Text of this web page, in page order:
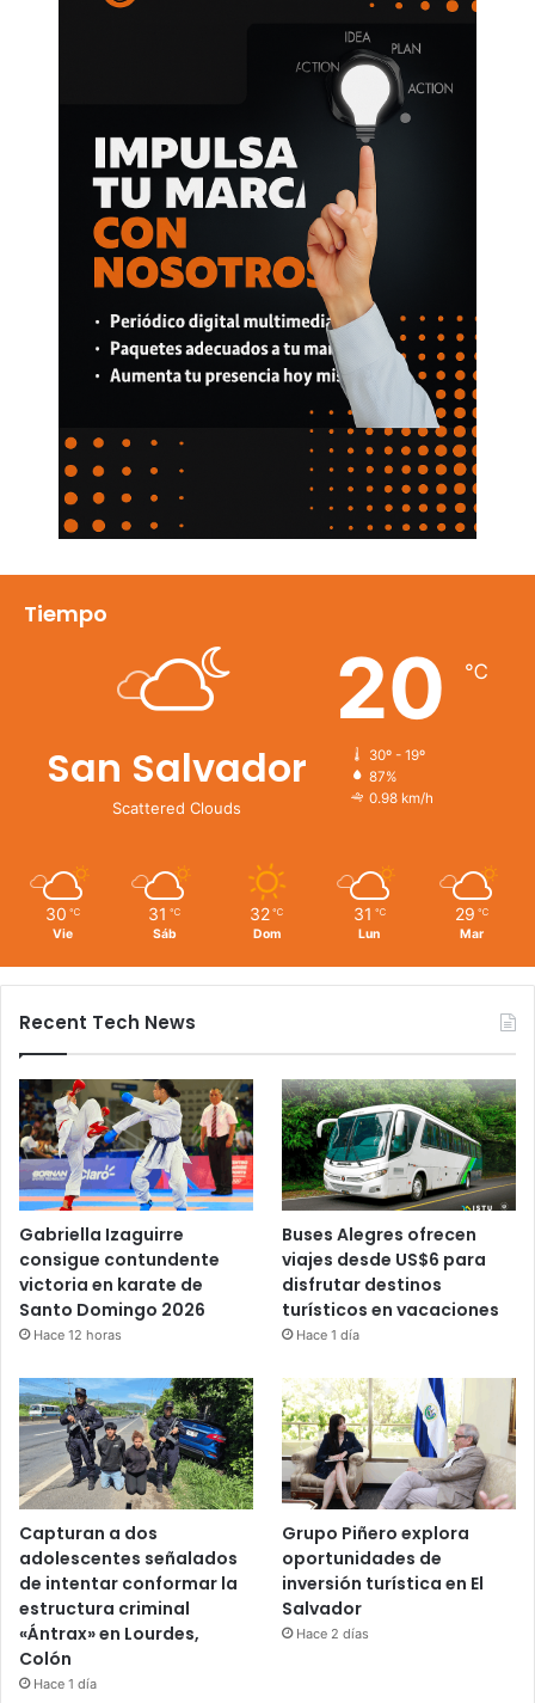
Tiempo
San Salvador
Scattered Clouds
20 ℃
30º - 19º
87%
0.98 km/h
30 ℃
Vie
31 ℃
Sáb
32 ℃
Dom
31 ℃
Lun
29 ℃
Mar
Recent Tech News
Gabriella Izaguirre
consigue contundente
victoria en karate de
Santo Domingo 2026
Hace 12 horas
Buses Alegres ofrecen
viajes desde US$6 para
disfrutar destinos
turísticos en vacaciones
Hace 1 día
Capturan a dos
adolescentes señalados
de intentar conformar la
estructura criminal
«Ántrax» en Lourdes,
Colón
Hace 1 día
Grupo Piñero explora
oportunidades de
inversión turística en El
Salvador
Hace 2 días